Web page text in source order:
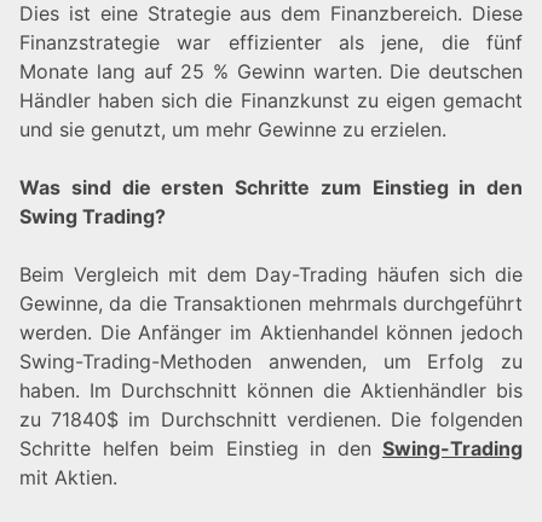
Dies ist eine Strategie aus dem Finanzbereich. Diese
Finanzstrategie war effizienter als jene, die fünf
Monate lang auf 25 % Gewinn warten. Die deutschen
Händler haben sich die Finanzkunst zu eigen gemacht
und sie genutzt, um mehr Gewinne zu erzielen.
Was sind die ersten Schritte zum Einstieg in den
Swing Trading?
Beim Vergleich mit dem Day-Trading häufen sich die
Gewinne, da die Transaktionen mehrmals durchgeführt
werden. Die Anfänger im Aktienhandel können jedoch
Swing-Trading-Methoden anwenden, um Erfolg zu
haben. Im Durchschnitt können die Aktienhändler bis
zu 71840$ im Durchschnitt verdienen. Die folgenden
Schritte helfen beim Einstieg in den Swing-Trading
mit Aktien.